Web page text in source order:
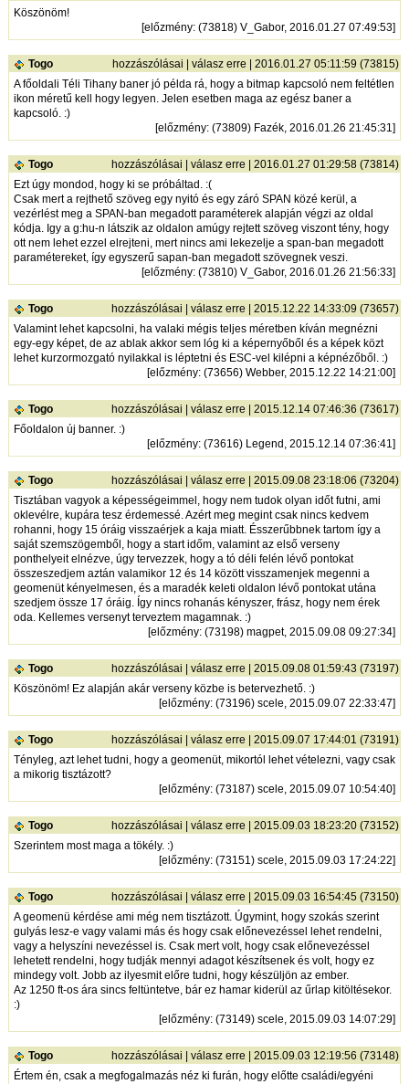
Köszönöm!
[előzmény: (73818) V_Gabor, 2016.01.27 07:49:53]
Togo hozzászólásai |válasz erre | 2016.01.27 05:11:59 (73815)
A főoldali Téli Tihany baner jó példa rá, hogy a bitmap kapcsoló nem feltétlen
ikon méretű kell hogy legyen. Jelen esetben maga az egész baner a
kapcsoló. :)
[előzmény: (73809) Fazék, 2016.01.26 21:45:31]
Togo hozzászólásai |válasz erre | 2016.01.27 01:29:58 (73814)
Ezt úgy mondod, hogy ki se próbáltad. :(
Csak mert a rejthető szöveg egy nyitó és egy záró SPAN közé kerül, a
vezérlést meg a SPAN-ban megadott paraméterek alapján végzi az oldal
kódja. Igy a g:hu-n látszik az oldalon amúgy rejtett szöveg viszont tény, hogy
ott nem lehet ezzel elrejteni, mert nincs ami lekezelje a span-ban megadott
paramétereket, így egyszerű sapan-ban megadott szövegnek veszi.
[előzmény: (73810) V_Gabor, 2016.01.26 21:56:33]
Togo hozzászólásai |válasz erre | 2015.12.22 14:33:09 (73657)
Valamint lehet kapcsolni, ha valaki mégis teljes méretben kíván megnézni
egy-egy képet, de az ablak akkor sem lóg ki a képernyőből és a képek közt
lehet kurzormozgató nyilakkal is léptetni és ESC-vel kilépni a képnézőből. :)
[előzmény: (73656) Webber, 2015.12.22 14:21:00]
Togo hozzászólásai |válasz erre | 2015.12.14 07:46:36 (73617)
Főoldalon új banner. :)
[előzmény: (73616) Legend, 2015.12.14 07:36:41]
Togo hozzászólásai |válasz erre | 2015.09.08 23:18:06 (73204)
Tisztában vagyok a képességeimmel, hogy nem tudok olyan időt futni, ami
oklevélre, kupára tesz érdemessé. Azért meg megint csak nincs kedvem
rohanni, hogy 15 óráig visszaérjek a kaja miatt. Ésszerűbbnek tartom így a
saját szemszögemből, hogy a start időm, valamint az első verseny
ponthelyeit elnézve, úgy tervezzek, hogy a tó déli felén lévő pontokat
összeszedjem aztán valamikor 12 és 14 között visszamenjek megenni a
geomenüt kényelmesen, és a maradék keleti oldalon lévő pontokat utána
szedjem össze 17 óráig. Így nincs rohanás kényszer, frász, hogy nem érek
oda. Kellemes versenyt terveztem magamnak. :)
[előzmény: (73198) magpet, 2015.09.08 09:27:34]
Togo hozzászólásai |válasz erre | 2015.09.08 01:59:43 (73197)
Köszönöm! Ez alapján akár verseny közbe is betervezhető. :)
[előzmény: (73196) scele, 2015.09.07 22:33:47]
Togo hozzászólásai |válasz erre | 2015.09.07 17:44:01 (73191)
Tényleg, azt lehet tudni, hogy a geomenüt, mikortól lehet vételezni, vagy csak
a mikorig tisztázott?
[előzmény: (73187) scele, 2015.09.07 10:54:40]
Togo hozzászólásai |válasz erre | 2015.09.03 18:23:20 (73152)
Szerintem most maga a tökély. :)
[előzmény: (73151) scele, 2015.09.03 17:24:22]
Togo hozzászólásai |válasz erre | 2015.09.03 16:54:45 (73150)
A geomenü kérdése ami még nem tisztázott. Úgymint, hogy szokás szerint
gulyás lesz-e vagy valami más és hogy csak előnevezéssel lehet rendelni,
vagy a helyszíni nevezéssel is. Csak mert volt, hogy csak előnevezéssel
lehetett rendelni, hogy tudják mennyi adagot készítsenek és volt, hogy ez
mindegy volt. Jobb az ilyesmit előre tudni, hogy készüljön az ember.
Az 1250 ft-os ára sincs feltüntetve, bár ez hamar kiderül az űrlap kitöltésekor.
:)
[előzmény: (73149) scele, 2015.09.03 14:07:29]
Togo hozzászólásai |válasz erre | 2015.09.03 12:19:56 (73148)
Értem én, csak a megfogalmazás néz ki furán, hogy előtte családi/egyéni